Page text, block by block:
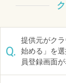
Q.
提供元がク
始める」を
員登録画面